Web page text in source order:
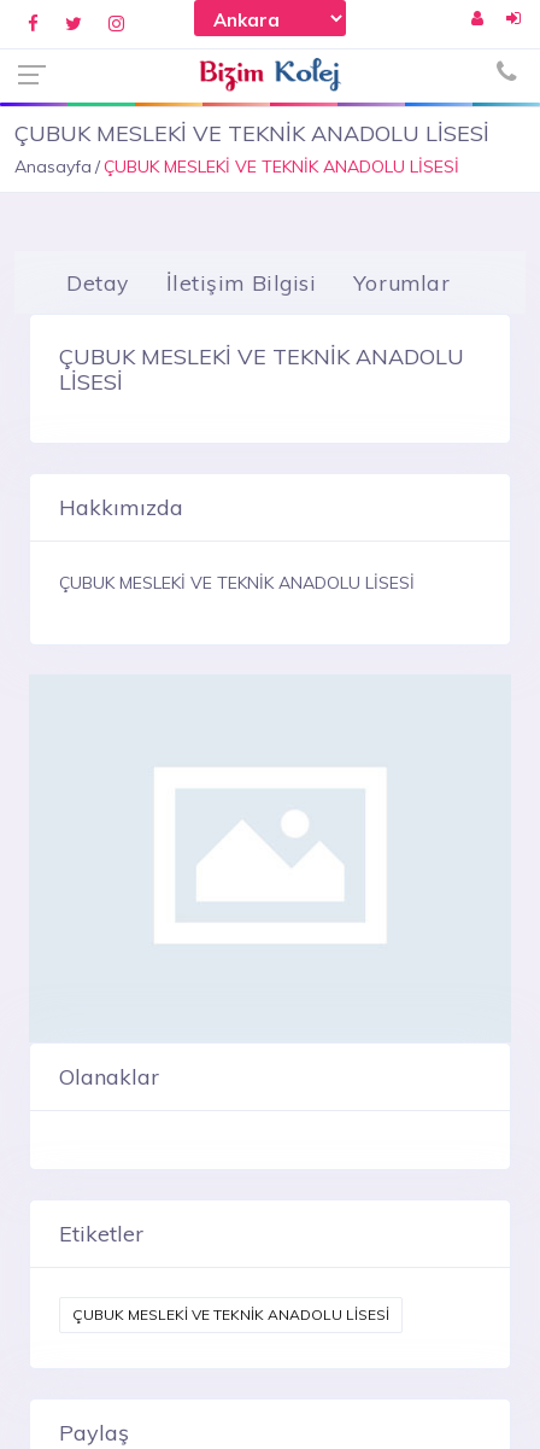
ÇUBUK MESLEKİ VE TEKNİK ANADOLU LİSESİ
Anasayfa ÇUBUK MESLEKİ VE TEKNİK ANADOLU LİSESİ
Detay İletişim Bilgisi Yorumlar
ÇUBUK MESLEKİ VE TEKNİK ANADOLU
LİSESİ
Hakkımızda
ÇUBUK MESLEKİ VE TEKNİK ANADOLU LİSESİ
Olanaklar
Etiketler
ÇUBUK MESLEKİ VE TEKNİK ANADOLU LİSESİ
Paylaş